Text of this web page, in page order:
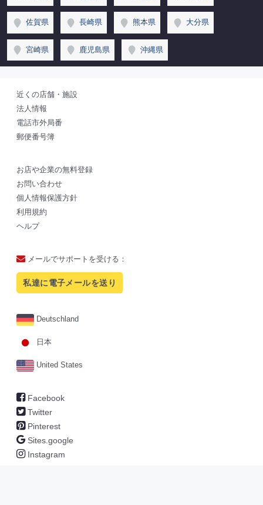
佐賀県 長崎県 熊本県 大分県
宮崎県 鹿児島県 沖縄県
近くの店舗・施設
法人情報
電話市外局番
郵便番号簿
お店や企業の無料登録
お問い合わせ
個人情報保護方針
利用規約
ヘルプ
メールでサポートを受ける：
私達に電子メールを送り
Deutschland
日本
United States
Facebook
Twitter
Pinterest
Sites.google
Instagram